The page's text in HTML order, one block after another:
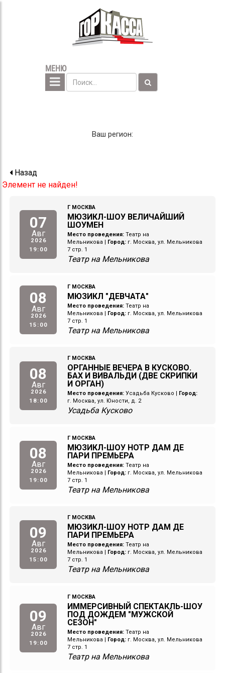
МЕНЮ
Ваш регион:
Назад
Элемент не найден!
07
Авг
2026
19:00
Г МОСКВА
МЮЗИКЛ-ШОУ ВЕЛИЧАЙШИЙ
ШОУМЕН
Место проведения: Театр на
Мельникова
Город: г. Москва, ул. Мельникова
7 стр. 1
Театр на Мельникова
08
Авг
2026
15:00
Г МОСКВА
МЮЗИКЛ "ДЕВЧАТА"
Место проведения: Театр на
Мельникова
Город: г. Москва, ул. Мельникова
7 стр. 1
Театр на Мельникова
08
Авг
2026
18:00
Г МОСКВА
ОРГАННЫЕ ВЕЧЕРА В КУСКОВО.
БАХ И ВИВАЛЬДИ (ДВЕ СКРИПКИ
И ОРГАН)
Место проведения: Усадьба Кусково
Город:
г. Москва, ул. Юности, д. 2
Усадьба Кусково
08
Авг
2026
19:00
Г МОСКВА
МЮЗИКЛ-ШОУ НОТР ДАМ ДЕ
ПАРИ ПРЕМЬЕРА
Место проведения: Театр на
Мельникова
Город: г. Москва, ул. Мельникова
7 стр. 1
Театр на Мельникова
09
Авг
2026
15:00
Г МОСКВА
МЮЗИКЛ-ШОУ НОТР ДАМ ДЕ
ПАРИ ПРЕМЬЕРА
Место проведения: Театр на
Мельникова
Город: г. Москва, ул. Мельникова
7 стр. 1
Театр на Мельникова
09
Авг
2026
19:00
Г МОСКВА
ИММЕРСИВНЫЙ СПЕКТАКЛЬ-ШОУ
ПОД ДОЖДЕМ "МУЖСКОЙ
СЕЗОН"
Место проведения: Театр на
Мельникова
Город: г. Москва, ул. Мельникова
7 стр. 1
Театр на Мельникова